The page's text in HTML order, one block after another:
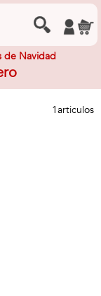
de Navidad
1articulos